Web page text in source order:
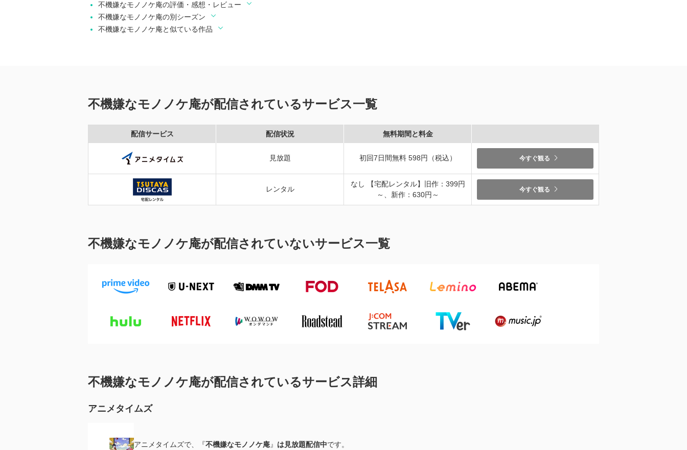
不機嫌なモノノケ庵の評価・感想・レビュー
不機嫌なモノノケ庵の別シーズン
不機嫌なモノノケ庵と似ている作品
不機嫌なモノノケ庵が配信されているサービス一覧
配信サービス 配信状況 無料期間と料金
見放題 初回7日間無料 598円（税込） 今すぐ観る
レンタル
なし 【宅配レンタル】旧作：399円
～、新作：630円～
今すぐ観る
不機嫌なモノノケ庵が配信されていないサービス一覧
不機嫌なモノノケ庵が配信されているサービス詳細
アニメタイムズ
アニメタイムズで、『不機嫌なモノノケ庵』 は見放題配信中です。